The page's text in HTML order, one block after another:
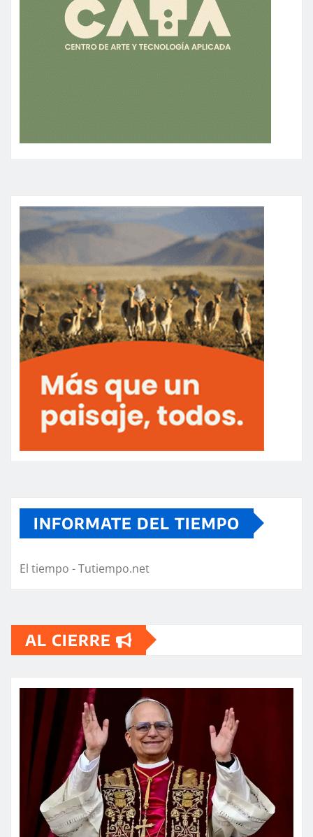
INFORMATE DEL TIEMPO
El tiempo - Tutiempo.net
AL CIERRE